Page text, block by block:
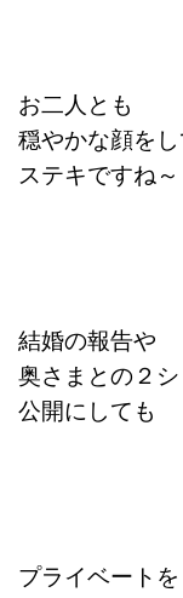
お二人とも
穏やかな顔を
ステキですね～
結婚の報告や
奥さまとの２
公開にしても
プライベートを